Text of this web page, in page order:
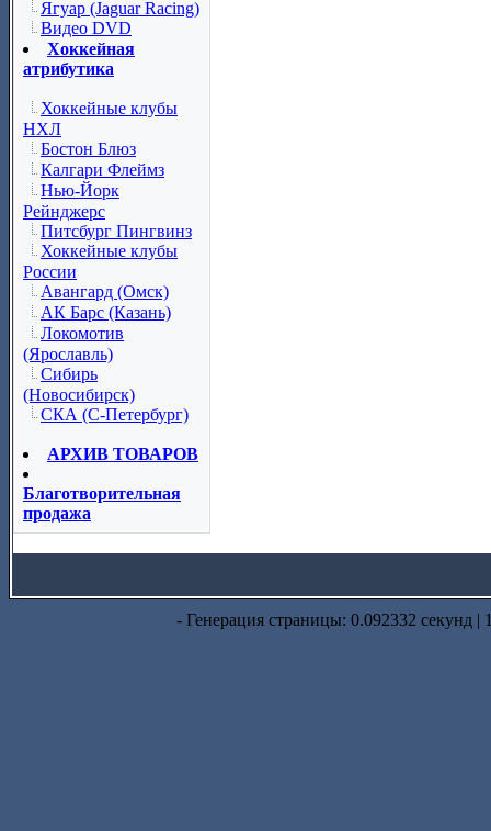
Ягуар (Jaguar Racing)
Видео DVD
Хоккейная
атрибутика
Хоккейные клубы
НХЛ
Бостон Блюз
Калгари Флеймз
Нью-Йорк
Рейнджерс
Питсбург Пингвинз
Хоккейные клубы
России
Авангард (Омск)
АК Барс (Казань)
Локомотив
(Ярославль)
Сибирь
(Новосибирск)
СКА (С-Петербург)
АРХИВ ТОВАРОВ
Благотворительная
продажа
- Генерация страницы: 0.092332 секунд